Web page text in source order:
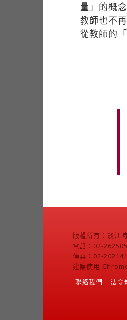
量」的概
教師也不
從教師的
版權所有：淡江
電話：02-
傳真：02-
建議使用
聯絡我們
法令